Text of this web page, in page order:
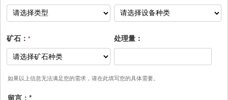
矿石： * 处理量：
如果以上信息无法满足您的需求，请在此填写您的具体需要。
留言：*